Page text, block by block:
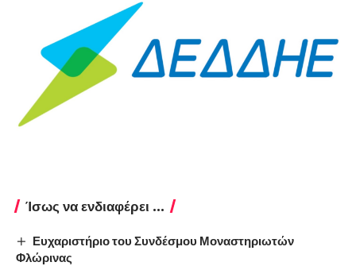
Ίσως να ενδιαφέρει ...
Ευχαριστήριο του Συνδέσμου Μοναστηριωτών
Φλώρινας